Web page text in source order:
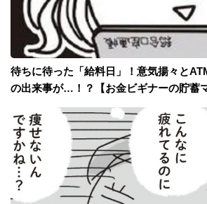
待ちに待った「給料日」！意気揚々と
の出来事が…！？【お金ビギナーの貯蓄